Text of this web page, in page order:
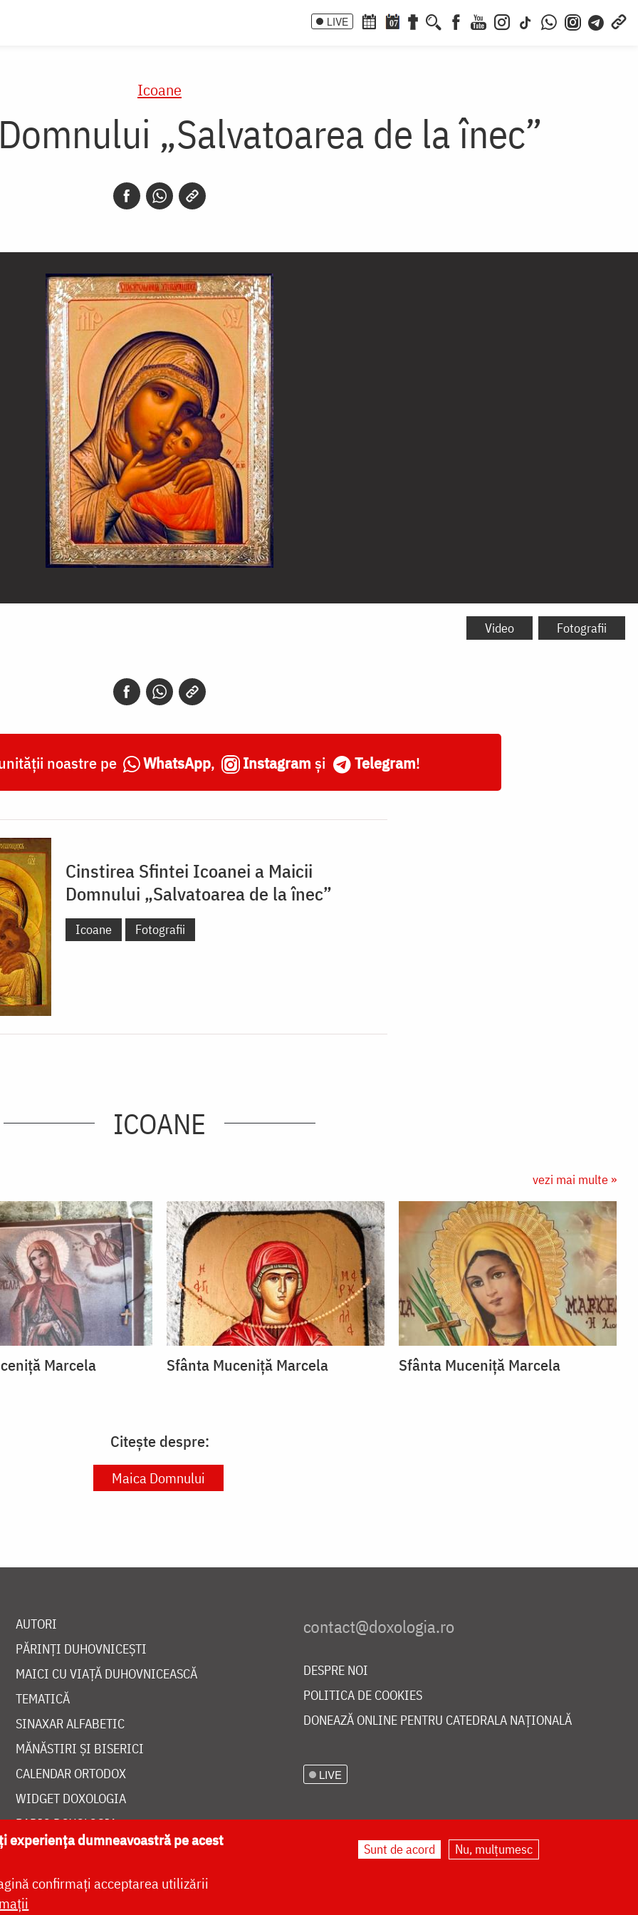
LIVE 07
Icoane
„Salvatoarea de la înec”
Video Fotografii
noastre pe WhatsApp, Instagram și Telegram!
Cinstirea Sfintei Icoanei a Maicii
Domnului „Salvatoarea de la înec”
Icoane Fotografii
ICOANE
vezi mai multe »
Marcela Sfânta Muceniță Marcela Sfânta Muceniță Marcela
Citește despre:
Maica Domnului
AUTORI
PĂRINȚI DUHOVNICEȘTI
MAICI CU VIAȚĂ DUHOVNICEASCĂ
TEMATICĂ
SINAXAR ALFABETIC
MĂNĂSTIRI ȘI BISERICI
CALENDAR ORTODOX
WIDGET DOXOLOGIA
RADIO DOXOLOGIA
DESPRE NOI
POLITICA DE COOKIES
DONEAZĂ ONLINE PENTRU CATEDRALA NAȚIONALĂ
LIVE
de
experiența dumneavoastră pe acest
confirmați acceptarea utilizării
Sunt de acord Nu, mulțumesc